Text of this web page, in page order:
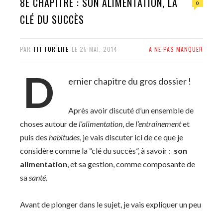
CLÉ DU SUCCÈS
0
PAR FIT FOR LIFE LE 25 MAI, 2014 A NE PAS MANQUER
D ernier chapitre du gros dossier !
Après avoir discuté d’un ensemble de
choses autour de l’alimentation , de l’entraînementet
puis des habitudes , je vais discuter ici de ce que je
considère comme la “clé du succès”, à savoir : son
alimentation , et sa gestion, comme composante de
sa santé
Avant de plonger dans le sujet, je vais expliquer un peu